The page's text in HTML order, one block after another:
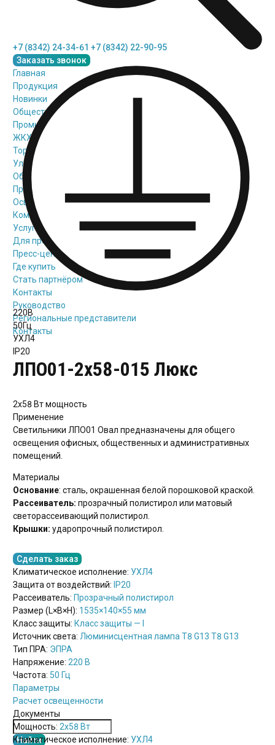
+7 (8342) 24-34-61 +7 (8342) 22-90-95
Заказать звонок
Главная
Продукция
Новинки
Общественное освещение
Промышленное освещение
ЖКХ освещение
Торговое модульное освещение
Уличное освещение
Облучатели
Прожекторное освещение
Освещение информационных и классных досок
Комплектующие для светильников
Услуги
Для проектировщиков
Пресс-центр
Где купить
Стать партнёром
Контакты
Руководство
Региональные представители
Контакты
220В
50Гц
УХЛ4
IP20
ЛПО01-2х58-015 Люкс
2х58 Втмощность
Применение
Светильники ЛПО01 Овал предназначены для общего
освещения офисных, общественных и административных
помещений.
Материалы
Основание: сталь, окрашенная белой порошковой краской.
Рассеиватель: прозрачный полистирол или матовый
светорассеивающий полистирол.
Крышки: ударопрочный полистирол.
Сделать заказ
Климатическое исполнение: УХЛ4
Защита от воздействий: IP20
Рассеиватель: Прозрачный полистирол
Размер (L×B×H): 1535×140×55 мм
Класс защиты: Класс защиты — I
Источник света: Люминисцентная лампа Т8 G13 T8 G13
Тип ПРА: ЭПРА
Напряжение: 220 В
Частота: 50 Гц
Параметры
Расчет освещенности
Документы
Мощность: 2х58 Вт
Климатическое исполнение: УХЛ4